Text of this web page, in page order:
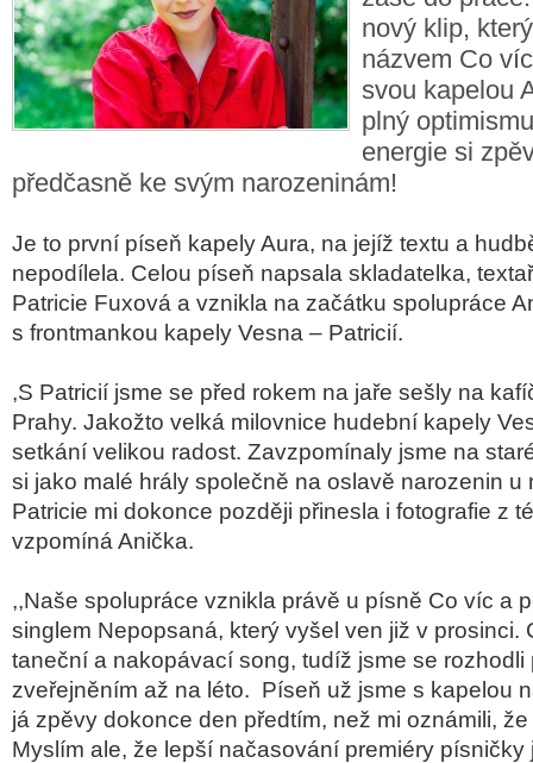
nový klip,
názvem Co
svou kapelou
plný
energie si
předčasně ke svým narozeninám!
Je to první píseň kapely Aura, na jejíž textu a
nepodílela. Celou píseň napsala skladatelka,
Patricie Fuxová a vznikla na začátku spolupráce
s frontmankou kapely Vesna – Patricií.
,S Patricií jsme se před rokem na jaře sešly na
Prahy. Jakožto velká milovnice hudební kapely
setkání velikou radost. Zavzpomínaly jsme na
si jako malé hrály společně na oslavě narozenin u
Patricie mi dokonce později přinesla i fotografie z
vzpomíná Anička.
,,Naše spolupráce vznikla právě u písně Co víc a
singlem Nepopsaná, který vyšel ven již v prosinci.
taneční a nakopávací song, tudíž jsme se rozhodli
zveřejněním až na léto. Píseň už jsme s kapelou
já zpěvy dokonce den předtím, než mi oznámili,
Myslím ale, že lepší načasování premiéry písničky